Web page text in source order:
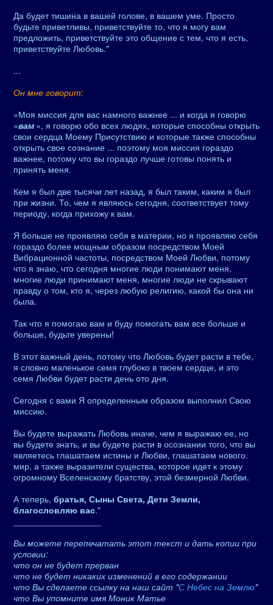
Да будет тишина в вашей голове, в вашем уме. Просто
будьте приветливы, приветствуйте то, что я могу вам
предложить, приветствуйте это общение с тем, что я есть,
приветствуйте Любовь."
...
Он мне говорит:
«Моя миссия для вас намного важнее ... и когда я говорю
«вам », я говорю обо всех людях, которые способны открыть
свои сердца Моему Присутствию и которые также способны
открыть свое сознание ... поэтому моя миссия гораздо
важнее, потому что вы гораздо лучше готовы понять и
принять меня.
Кем я был две тысячи лет назад, я был таким, каким я был
при жизни. То, чем я являюсь сегодня, соответствует тому
периоду, когда прихожу к вам.
Я больше не проявляю себя в материи, но я проявляю себя
гораздо более мощным образом посредством Моей
Вибрационной частоты, посредством Моей Любви, потому
что я знаю, что сегодня многие люди понимают меня,
многие люди принимают меня, многие люди не скрывают
правду о том, кто я, через любую религию, какой бы она ни
была.
Так что я помогаю вам и буду помогать вам все больше и
больше, будьте уверены!
В этот важный день, потому что Любовь будет расти в тебе,
я словно маленькое семя глубоко в твоем сердце, и это
семя Любви будет расти день ото дня.
Сегодня с вами Я определенным образом выполнил Свою
миссию.
Вы будете выражать Любовь иначе, чем я выражаю ее, но
вы будете знать, и вы будете расти в осознании того, что вы
являетесь глашатаем истины и Любви, глашатаем нового.
мир, а также выразители существа, которое идет к этому
огромному Вселенскому братству, этой безмерной Любви.
А теперь, братья, Сыны Света, Дети Земли,
благословляю вас."
Вы можете перепечатать этот текст и дать копии при
условии:
что он не будет прерван
что не будет никаких изменений в его содержании
что Вы сделаете ссылку на наш сайт "С Небес на Землю"
что Вы упомните имя Моник Матье